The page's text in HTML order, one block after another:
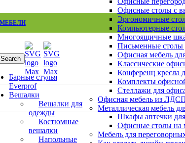
Офисные столы с
Эргономичные
Компьютерные
Многоящичные
Письменные столы
Офисная мебель
Классические
Конференц кресла
Комплекты
Стеллажи для
Офисная мебель из
Металлическая мебель
Шкафы аптечки
Офисные столы на
Мебель для
Барные стулья
Everprof
Вешалки
Вешалки для
одежды
Костюмные
вешалки
Напольные
Search
шкафы
шкафы
для раздевалок
все шкафыВСЕ ШКАФЫ
Канц
Эталон
Модерн персонал
Модерн руководитель
монолит персонал
все тумбыВСЕ ТУМБЫ
сейфы